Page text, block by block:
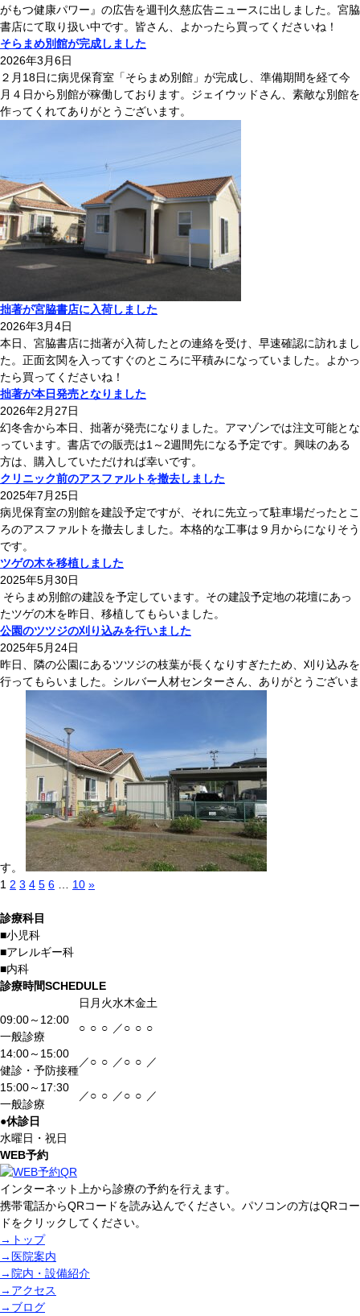
がもつ健康パワー』の広告を週刊久慈広告ニュースに出しました。宮脇
書店にて取り扱い中です。皆さん、よかったら買ってくださいね！
そらまめ別館が完成しました
2026年3月6日
２月18日に病児保育室「そらまめ別館」が完成し、準備期間を経て今
月４日から別館が稼働しております。ジェイウッドさん、素敵な別館を
作ってくれてありがとうございます。
拙著が宮脇書店に入荷しました
2026年3月4日
本日、宮脇書店に拙著が入荷したとの連絡を受け、早速確認に訪れまし
た。正面玄関を入ってすぐのところに平積みになっていました。よかっ
たら買ってくださいね！
拙著が本日発売となりました
2026年2月27日
幻冬舎から本日、拙著が発売になりました。アマゾンでは注文可能とな
っています。書店での販売は1～2週間先になる予定です。興味のある
方は、購入していただければ幸いです。
クリニック前のアスファルトを撤去しました
2025年7月25日
病児保育室の別館を建設予定ですが、それに先立って駐車場だったとこ
ろのアスファルトを撤去しました。本格的な工事は９月からになりそう
です。
ツゲの木を移植しました
2025年5月30日
そらまめ別館の建設を予定しています。その建設予定地の花壇にあっ
たツゲの木を昨日、移植してもらいました。
公園のツツジの刈り込みを行いました
2025年5月24日
昨日、隣の公園にあるツツジの枝葉が長くなりすぎたため、刈り込みを
行ってもらいました。シルバー人材センターさん、ありがとうございま
す。
1 2 3 4 5 6 10 »
診療科目
■小児科
■アレルギー科
■内科
診療時間SCHEDULE
日 月 火水木金土
09:00～12:00
一般診療
○ ○ ○ ／○ ○ ○
14:00～15:00
健診・予防接種
／○ ○ ／○ ○ ／
15:00～17:30
一般診療
／○ ○ ／○ ○ ／
●休診日
水曜日・祝日
WEB予約
インターネット上から診療の予約を行えます。
携帯電話からQRコードを読み込んでください。パソコンの方はQRコー
ドをクリックしてください。
→ トップ
→ 医院案内
→ 院内・設備紹介
→ アクセス
→ ブログ